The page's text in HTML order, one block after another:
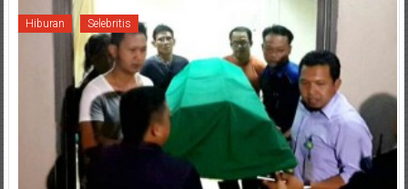
Hiburan Selebritis